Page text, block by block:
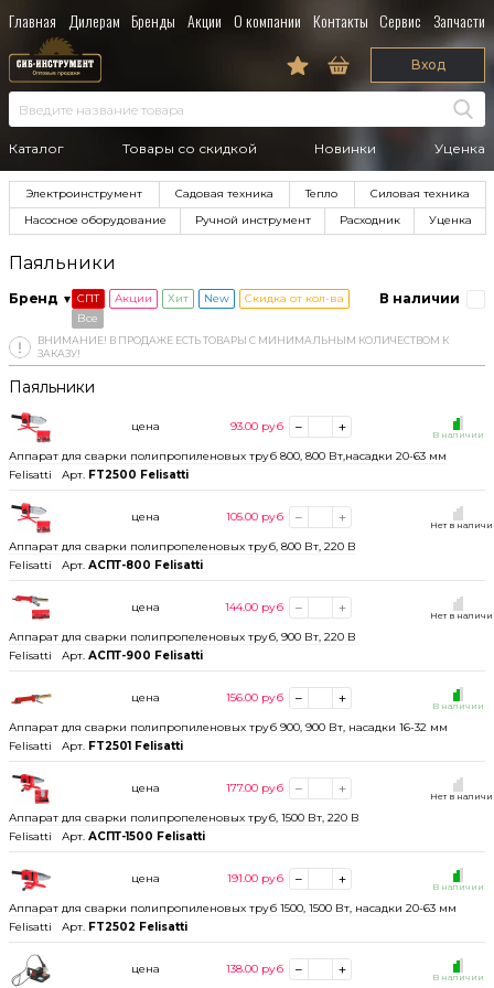
Главная Дилерам Бренды Акции О компании Контакты Сервис Запчасти
Каталог Товары со скидкой Новинки Уценка
Вход
Электроинструмент Садовая техника Тепло
Силовая техника
Насосное оборудование
Ручной инструмент Расходник Уценка
Паяльники
Бренд В наличии
СПТ Акции Хит New
Скидка от кол-ва
Все
ВНИМАНИЕ! В ПРОДАЖЕ ЕСТЬ ТОВАРЫ С МИНИМАЛЬНЫМ КОЛИЧЕСТВОМ К
ЗАКАЗУ!
Паяльники
Аппарат для сварки полипропиленовых труб 800, 800 Вт,насадки 20-63 мм
Felisatti
Арт. FT2500 Felisatti
В наличии
цена 93.00 руб
Аппарат для сварки полипропеленовых труб, 800 Вт, 220 В
Felisatti
Арт. АСПТ-800 Felisatti
Нет в
цена 105.00 руб
Аппарат для сварки полипропеленовых труб, 900 Вт, 220 В
Felisatti
Арт. АСПТ-900 Felisatti
Нет в
цена 144.00 руб
Аппарат для сварки полипропиленовых труб 900, 900 Вт, насадки 16-32 мм
Felisatti
Арт. FT2501 Felisatti
В наличии
цена 156.00 руб
Аппарат для сварки полипропеленовых труб, 1500 Вт, 220 В
Felisatti
Арт. АСПТ-1500 Felisatti
Нет в
цена 177.00 руб
Аппарат для сварки полипропиленовых труб 1500, 1500 Вт, насадки 20-63 мм
Felisatti
Арт. FT2502 Felisatti
В наличии
цена 191.00 руб
В наличии
цена 138.00 руб